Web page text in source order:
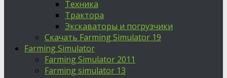
Техника
Трактора
Экскаваторы и погрузчики
Скачать Farming Simulator 19
Farming Simulator
Farming Simulator 2011
Farming simulator 13